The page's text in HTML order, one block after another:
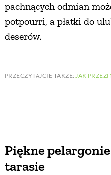
pachnących odmian
potpourri, a płatki do
deserów.
PRZECZYTAJCIE TAKŻE:JAK
Piękne
tarasie